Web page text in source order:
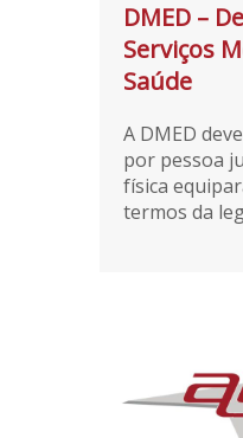
DMED –
Serviços
Saúde
A DMED
por pessoa
física
termos da